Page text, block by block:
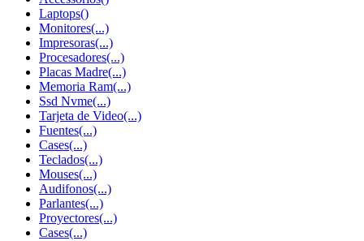
Laptops()
Monitores(...)
Impresoras(...)
Procesadores(...)
Placas Madre(...)
Memoria Ram(...)
Ssd Nvme(...)
Tarjeta de Video(...)
Fuentes(...)
Cases(...)
Teclados(...)
Mouses(...)
Audifonos(...)
Parlantes(...)
Proyectores(...)
Cases(...)